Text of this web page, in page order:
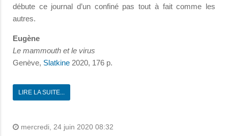
débute ce journal d’un confiné pas tout à fait comme les
autres.
Eugène
Le mammouth et le virus
Genève, Slatkine 2020, 176 p.
LIRE LA SUITE...
mercredi, 24 juin 2020 08:32